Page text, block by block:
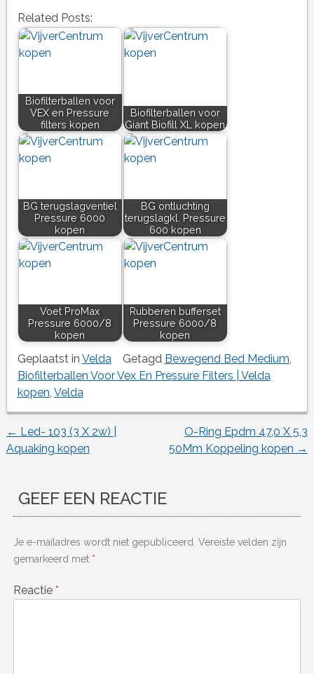
Related Posts:
Biofilterballen voor
VEX en Pressure
filters kopen
Biofilterballen voor
Giant Biofill XL kopen
BG terugslagventiel
Pressure 6000
kopen
BG ontluchting
terugslagkl. Pressure
600 kopen
Voet ProMax
Pressure 6000/8
kopen
Rubberen bufferset
Pressure 6000/8
kopen
Geplaatst in Velda Getagd Bewegend Bed Medium,
Biofilterballen Voor Vex En Pressure Filters | Velda
kopen, Velda
Berichtnavigatie
← Led- 103 (3 X 2w) |
Aquaking kopen
O-Ring Epdm 47,0 X 5,3
50Mm Koppeling kopen →
GEEF EEN REACTIE
Je e-mailadres wordt niet gepubliceerd. Vereiste velden zijn
gemarkeerd met *
Reactie *